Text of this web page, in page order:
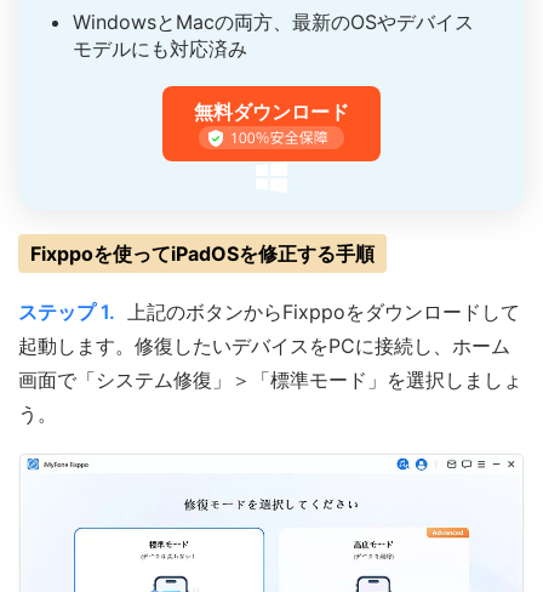
WindowsとMacの両方、最新のOSやデバイス
モデルにも対応済み
無料ダウンロード
Fixppoを使ってiPadOSを修正する手順
ステップ 1. 上記のボタンからFixppoをダウンロードして
起動します。修復したいデバイスをPCに接続し、ホーム
画面で「システム修復」＞「標準モード」を選択しましょ
う。